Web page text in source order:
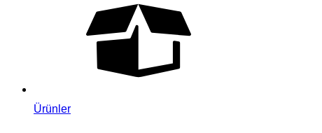
Ürünler